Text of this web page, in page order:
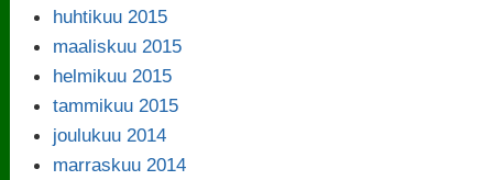
huhtikuu 2015
maaliskuu 2015
helmikuu 2015
tammikuu 2015
joulukuu 2014
marraskuu 2014